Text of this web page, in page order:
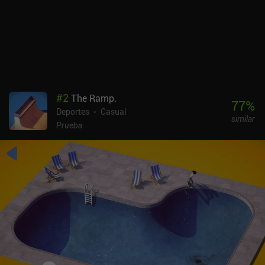
#2 The Ramp.
Deportes
Casual
Prueba
77%
similar